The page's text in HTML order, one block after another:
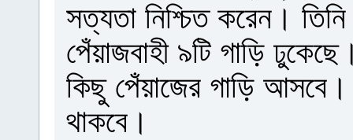
সত্যতা নিশ্চিত করেন।
পেঁয়াজবাহী ৯টি গাড়ি
কিছু পেঁয়াজের গাড়ি
থাকবে।